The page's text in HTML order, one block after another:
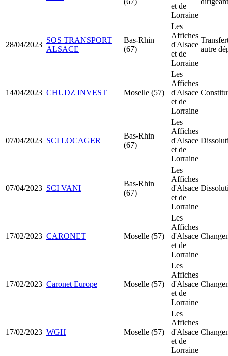
et de
Lorraine
28/04/2023
SOS TRANSPORT
ALSACE
Bas-Rhin
(67)
Les
Affiches
d'Alsace
et de
Lorraine
autre
14/04/2023 CHUDZ INVEST Moselle (57)
Les
Affiches
d'Alsace
et de
Lorraine
07/04/2023 SCI LOCAGER
Bas-Rhin
(67)
Les
Affiches
d'Alsace
et de
Lorraine
07/04/2023 SCI VANI
Bas-Rhin
(67)
Les
Affiches
d'Alsace
et de
Lorraine
17/02/2023 CARONET Moselle (57)
Les
Affiches
d'Alsace
et de
Lorraine
17/02/2023 Caronet Europe Moselle (57)
Les
Affiches
d'Alsace
et de
Lorraine
17/02/2023 WGH Moselle (57)
Les
Affiches
d'Alsace
et de
Lorraine